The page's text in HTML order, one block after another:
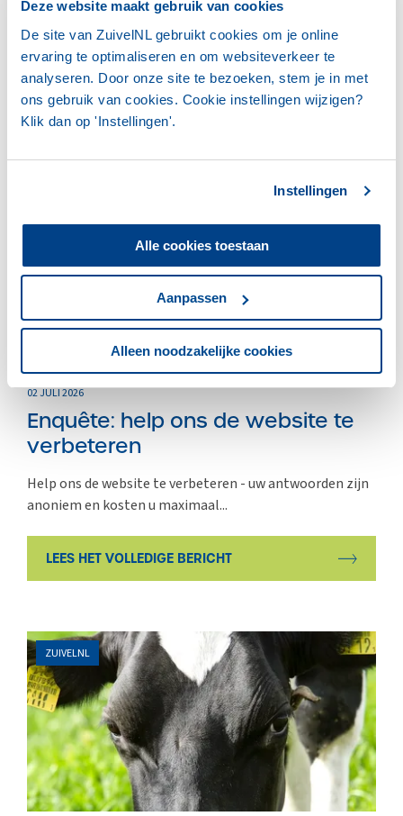
Deze website maakt gebruik van cookies
De site van ZuivelNL gebruikt cookies om je online
ervaring te optimaliseren en om websiteverkeer te
analyseren. Door onze site te bezoeken, stem je in met
ons gebruik van cookies. Cookie instellingen wijzigen?
Klik dan op 'Instellingen'.
Instellingen
Alle cookies toestaan
Aanpassen
Alleen noodzakelijke cookies
Meer nieuwsberichten
02 JULI 2026
Enquête: help ons de website te
verbeteren
Help ons de website te verbeteren - uw antwoorden zijn
anoniem en kosten u maximaal...
LEES HET VOLLEDIGE BERICHT
ZUIVELNL